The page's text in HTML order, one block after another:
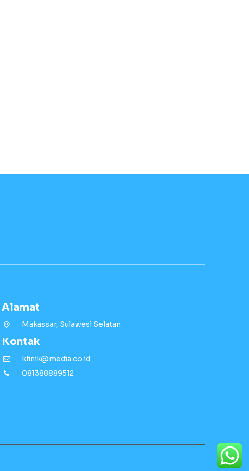
Alamat
Makassar, Sulawesi Selatan
Kontak
klinik@media.co.id
081388889512